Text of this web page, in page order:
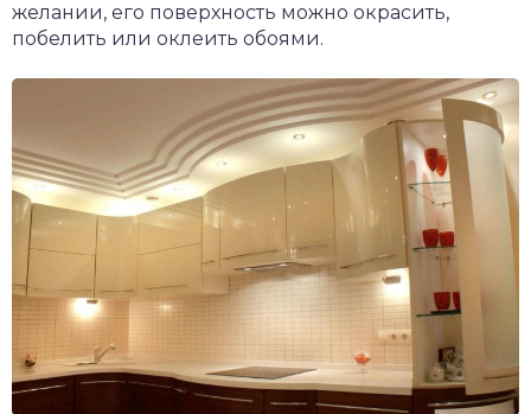
желании, его поверхность можно окрасить,
побелить или оклеить обоями.